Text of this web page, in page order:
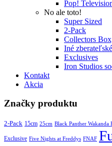
Pop!
No ale toto!
Super Sized
2-Pack
Collectors
Iné
Exclusives
Iron Studios
Kontakt
Akcia
Značky produktu
2-Pack 15cm 25cm Black Panther Wakanda
Exclusive Five Nights at Freddys FNAF